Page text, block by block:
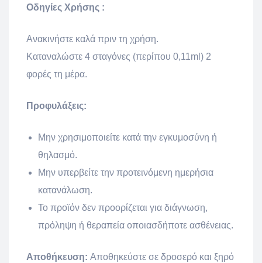
Οδηγίες Χρήσης :
Ανακινήστε καλά πριν τη χρήση.
Καταναλώστε 4 σταγόνες (περίπου 0,11ml) 2
φορές τη μέρα.
Προφυλάξεις:
Μην χρησιμοποιείτε κατά την εγκυμοσύνη ή
θηλασμό.
Μην υπερβείτε την προτεινόμενη ημερήσια
κατανάλωση.
Το προϊόν δεν προορίζεται για διάγνωση,
πρόληψη ή θεραπεία οποιασδήποτε ασθένειας.
Αποθήκευση: Αποθηκεύστε σε δροσερό και ξηρό